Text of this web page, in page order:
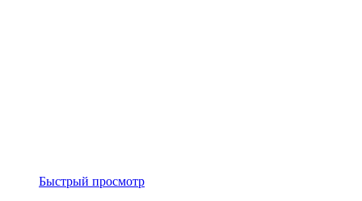
Быстрый просмотр